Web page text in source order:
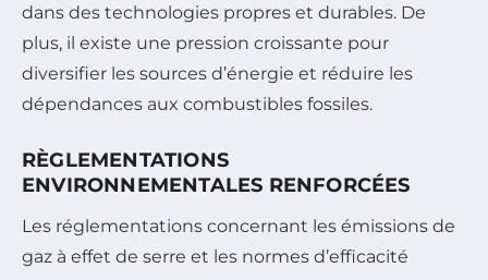
dans des technologies propres et durables. De
plus, il existe une pression croissante pour
diversifier les sources d’énergie et réduire les
dépendances aux combustibles fossiles.
RÈGLEMENTATIONS
ENVIRONNEMENTALES RENFORCÉES
Les réglementations concernant les émissions de
gaz à effet de serre et les normes d’efficacité